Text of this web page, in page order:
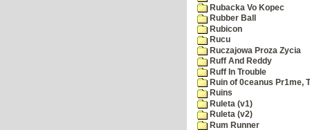
Rubacka Vo Kopec
Rubber Ball
Rubicon
Rucu
Ruczajowa Proza Zycia
Ruff And Reddy
Ruff In Trouble
Ruin of 0ceanus Pr1me,
Ruins
Ruleta (v1)
Ruleta (v2)
Rum Runner